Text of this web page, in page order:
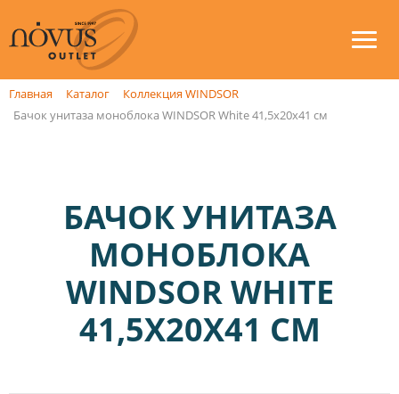
Главная Каталог
Коллекция WINDSOR
Бачок унитаза моноблока WINDSOR White 41,5x20x41 см
БАЧОК УНИТАЗА
МОНОБЛОКА
WINDSOR WHITE
41,5X20X41 СМ